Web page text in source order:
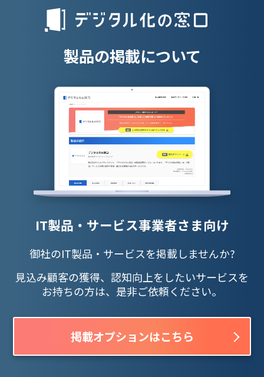
授業支援シス
製品の掲載について
IT製品・サービス事業者さま向け
御社のIT製品・サービスを掲載しませんか?
見込み顧客の獲得、認知向上をしたいサービスを
お持ちの方は、是非ご依頼ください。
掲載オプションはこちら